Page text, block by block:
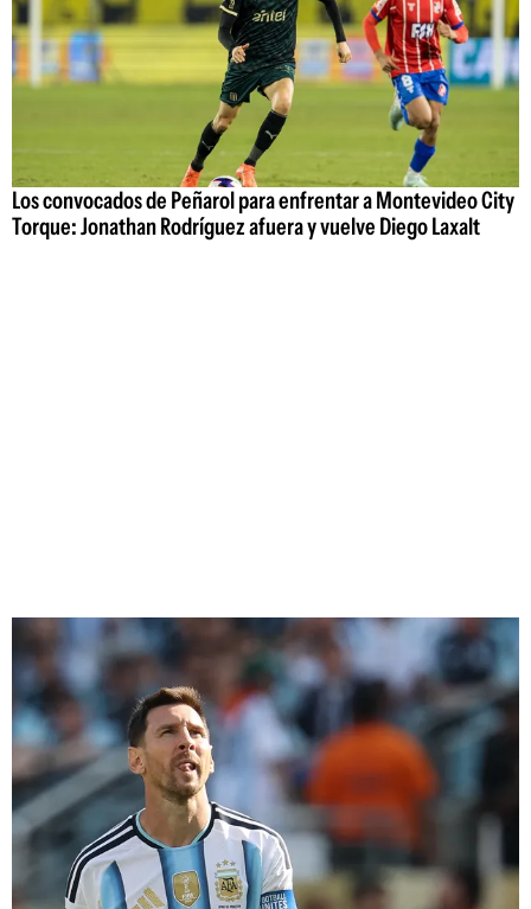
Los convocados de Peñarol para enfrentar a Montevideo City
Torque: Jonathan Rodríguez afuera y vuelve Diego Laxalt